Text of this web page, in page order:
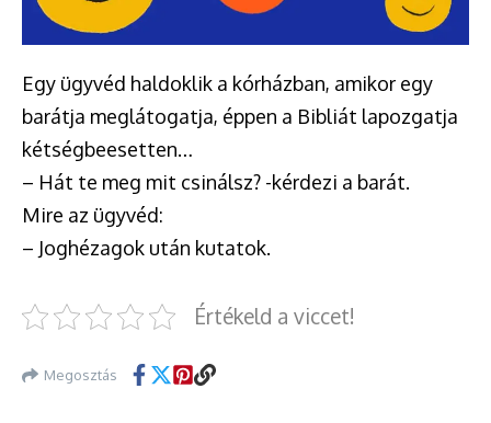
Egy ügyvéd haldoklik a kórházban, amikor egy
barátja meglátogatja, éppen a Bibliát lapozgatja
kétségbeesetten…
– Hát te meg mit csinálsz? -kérdezi a barát.
Mire az ügyvéd:
– Joghézagok után kutatok.
Értékeld a viccet!
Megosztás